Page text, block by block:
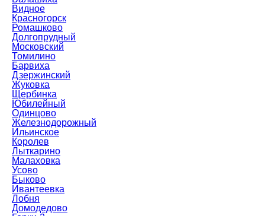
Видное
Красногорск
Ромашково
Долгопрудный
Московский
Томилино
Барвиха
Дзержинский
Жуковка
Щербинка
Юбилейный
Одинцово
Железнодорожный
Ильинское
Королев
Лыткарино
Малаховка
Усово
Быково
Ивантеевка
Лобня
Домодедово